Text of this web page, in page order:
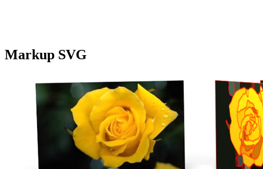
Markup SVG